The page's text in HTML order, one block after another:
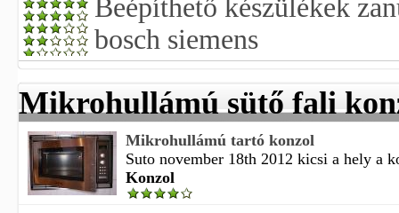
Beépíthető készülékek
bosch siemens
Mikrohullámú sütő fali
Mikrohullámú tartó konzol
Suto november 18th 2012 kicsi a hely a
Konzol